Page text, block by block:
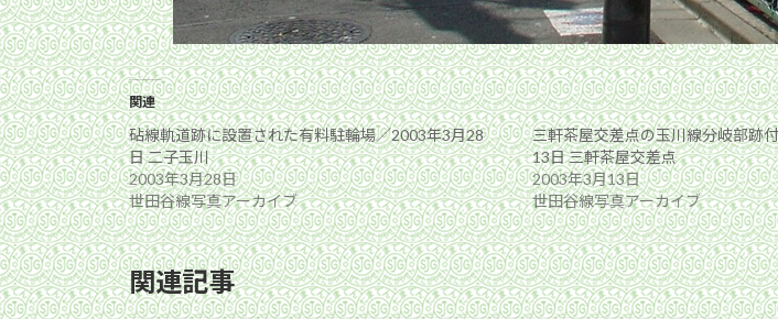
関連
砧線軌道跡に設置された有料駐輪場／2003年3月28
日 二子玉川
2003年3月28日
世田谷線写真アーカイブ
三軒茶屋交差点の玉川線分岐部跡
13日 三軒茶屋交差点
2003年3月13日
世田谷線写真アーカイブ
関連記事